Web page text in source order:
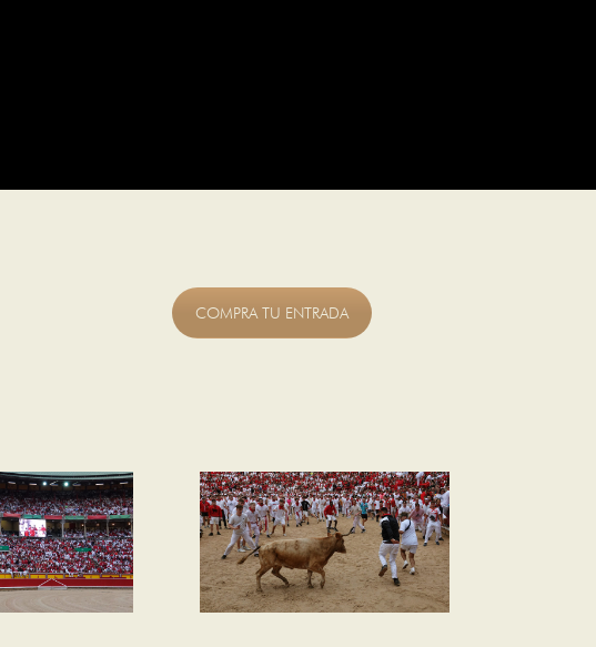
COMPRA TU ENTRADA